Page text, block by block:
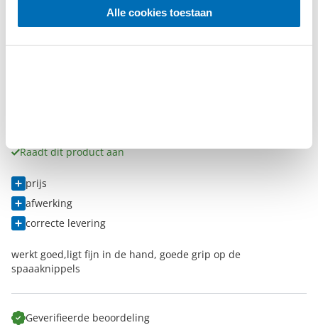
Alle cookies toestaan
lekker stevig en scherp geprijst
Raadt dit product aan
prijs
afwerking
correcte levering
werkt goed,ligt fijn in de hand, goede grip op de
spaaaknippels
Geverifieerde beoordeling